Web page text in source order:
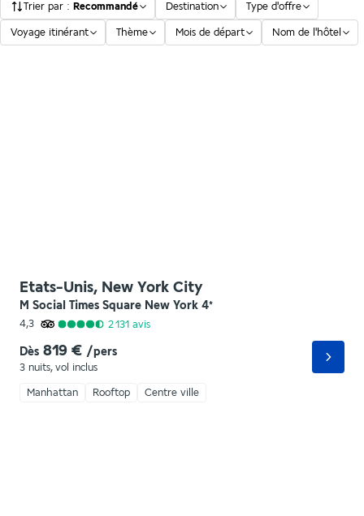
Trier par : Recommandé Destination Type d'offre
Voyage itinérant Thème Mois de départ Nom de l'hôtel
Etats-Unis, New York City
M Social Times Square New York 4*
4,3
2 131 avis
Dès 819 € /pers
3 nuits, vol inclus
Manhattan Rooftop Centre ville